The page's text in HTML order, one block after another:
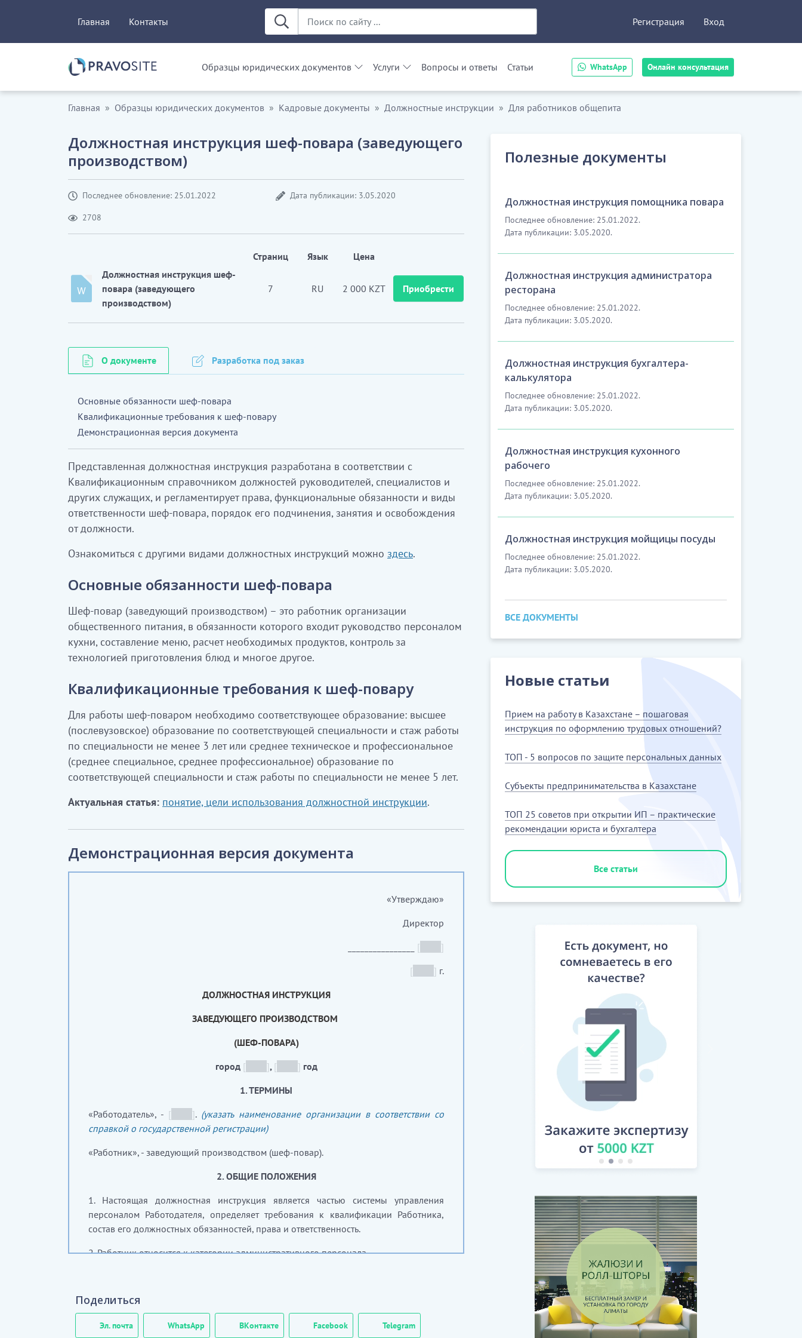
WhatsApp Онлайн консультация
Главная Контакты Регистрация Вход
Образцы юридических документов Услуги Вопросы и ответы Статьи
Главная Образцы юридических документов Кадровые документы Должностные инструкции Для работников общепита
Должностная инструкция шеф-повара (заведующего
производством)
Последнее обновление: 25.01.2022 Дата публикации: 3.05.2020
2708
Страниц Язык
Цена
Должностная инструкция шеф-
повара (заведующего
производством)
7 RU 2 000 KZT Приобрести
О документе Разработка под заказ
Основные обязанности шеф-повара
Квалификационные требования к шеф-повару
Демонстрационная версия документа
Представленная должностная инструкция разработана в соответствии с
Квалификационным справочником должностей руководителей, специалистов и
других служащих, и регламентирует права, функциональные обязанности и виды
ответственности шеф-повара, порядок его подчинения, занятия и освобождения
от должности.
Ознакомиться с другими видами должностных инструкций можно здесь.
Основные обязанности шеф-повара
Шеф-повар (заведующий производством) – это работник организации
общественного питания, в обязанности которого входит руководство персоналом
кухни, составление меню, расчет необходимых продуктов, контроль за
технологией приготовления блюд и многое другое.
Квалификационные требования к шеф-повару
Для работы шеф-поваром необходимо соответствующее образование: высшее
(послевузовское) образование по соответствующей специальности и стаж работы
по специальности не менее 3 лет или среднее техническое и профессиональное
(среднее специальное, среднее профессиональное) образование по
соответствующей специальности и стаж работы по специальности не менее 5 лет.
Актуальная статья: понятие, цели использования должностной инструкции.
Демонстрационная версия документа
«Утверждаю»
Директор
[
]
[
] г.
ДОЛЖНОСТНАЯ ИНСТРУКЦИЯ
ЗАВЕДУЮЩЕГО ПРОИЗВОДСТВОМ
(ШЕФ-ПОВАРА)
город [ ], [ ] год
1. ТЕРМИНЫ
«Работодатель», - [ ]. (указать наименование организации в соответствии со
справкой о государственной регистрации)
«Работник», - заведующий производством (шеф-повар).
2. ОБЩИЕ ПОЛОЖЕНИЯ
1. Настоящая должностная инструкция является частью системы управления
персоналом Работодателя, определяет требования к квалификации Работника,
состав его должностных обязанностей, права и ответственность.
2. Работник относится к категории административного персонала.
3.
ТРЕБОВАНИЯ К КВАЛИФИКАЦИИ
Поделиться
Эл. почта WhatsApp ВКонтакте Facebook Telegram
Полезные документы
Должностная инструкция помощника повара
Последнее обновление: 25.01.2022.
Дата публикации: 3.05.2020.
Должностная инструкция администратора
ресторана
Последнее обновление: 25.01.2022.
Дата публикации: 3.05.2020.
Должностная инструкция бухгалтера-
калькулятора
Последнее обновление: 25.01.2022.
Дата публикации: 3.05.2020.
Должностная инструкция кухонного
рабочего
Последнее обновление: 25.01.2022.
Дата публикации: 3.05.2020.
Должностная инструкция мойщицы посуды
Последнее обновление: 25.01.2022.
Дата публикации: 3.05.2020.
ВСЕ ДОКУМЕНТЫ
Новые статьи
Прием на работу в Казахстане – пошаговая
инструкция по оформлению трудовых отношений?
ТОП - 5 вопросов по защите персональных данных
Субъекты предпринимательства в Казахстане
ТОП 25 советов при открытии ИП – практические
рекомендации юриста и бухгалтера
Все статьи